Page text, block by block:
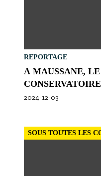
REPORTAGE
A MAUSSANE,
OLÉICOLE
2024-12-03
SOUS TOUTES LES